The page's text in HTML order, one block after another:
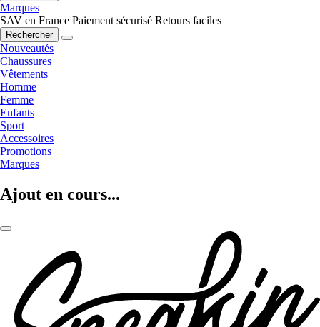
Marques
SAV en France Paiement sécurisé Retours faciles
Rechercher
Nouveautés
Chaussures
Vêtements
Homme
Femme
Enfants
Sport
Accessoires
Promotions
Marques
Ajout en cours...